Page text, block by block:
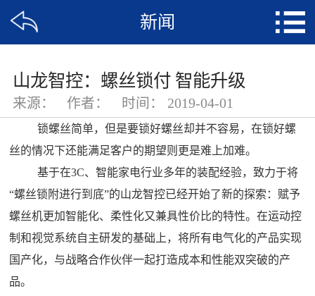
新闻
山龙智控：螺丝锁付 智能升级
来源： 作者： 时间： 2019-04-01
锁螺丝简单，但是要锁好螺丝却并不容易，在锁好螺
丝的情况下还能满足客户的期望则更是难上加难。
基于在3C、智能家电行业多年的装配经验，致力于将
“螺丝锁附进行到底”的山龙智控已经开始了新的探索：赋予
螺丝机更加智能化、柔性化又兼具性价比的特性。在运动控
制和视觉系统自主研发的基础上，将所有电气化的产品实现
国产化，与战略合作伙伴一起打造成本和性能双突破的产
品。